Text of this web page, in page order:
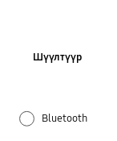
Шүүлтүүр
Bluetooth